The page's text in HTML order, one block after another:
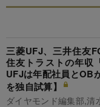
三菱UFJ、三井住友
住友トラストの年収
UFJは年配社員とOB
を独自試算】
ダイヤモンド編集部,清